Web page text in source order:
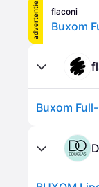
advertentie flaconi
Buxom
Buxom